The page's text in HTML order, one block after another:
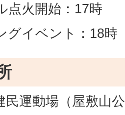
点火開始：17時
グイベント：18時
民運動場（屋敷山